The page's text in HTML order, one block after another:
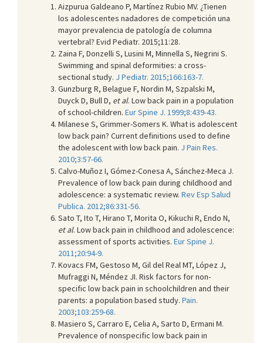
Aizpurua Galdeano P, Martínez Rubio MV. ¿Tienen
los adolescentes nadadores de competición una
mayor prevalencia de patología de columna
vertebral? Evid Pediatr. 2015;11:28.
Zaina F, Donzelli S, Lusini M, Minnella S, Negrini S.
Swimming and spinal deformities: a cross-
sectional study. J Pediatr. 2015;166:163-7.
Gunzburg R, Belague F, Nordin M, Szpalski M,
Duyck D, Bull D, et al. Low back pain in a population
of school-children. Eur Spine J. 1999;8:439-43.
Milanese S, Grimmer-Somers K. What is adolescent
low back pain? Current definitions used to define
the adolescent with low back pain. J Pain Res.
2010;3:57-66.
Calvo-Muñoz I, Gómez-Conesa A, Sánchez-Meca J.
Prevalence of low back pain during childhood and
adolescence: a systematic review. Rev Esp Salud
Publica. 2012;86:331-56.
Sato T, Ito T, Hirano T, Morita O, Kikuchi R, Endo N,
et al. Low back pain in childhood and adolescence:
assessment of sports activities. Eur Spine J.
2011;20:94-9.
Kovacs FM, Gestoso M, Gil del Real MT, López J,
Mufraggi N, Méndez JI. Risk factors for non-
specific low back pain in schoolchildren and their
parents: a population based study. Pain.
2003;103:259-68.
Masiero S, Carraro E, Celia A, Sarto D, Ermani M.
Prevalence of nonspecific low back pain in